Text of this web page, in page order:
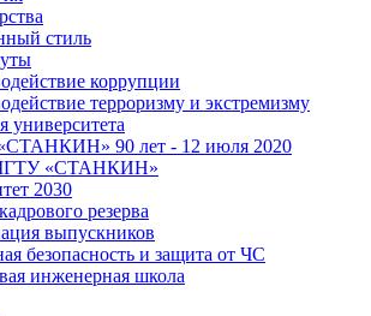
стиль
коррупции
терроризму и экстремизму
университета
90 лет - 12 июля 2020
«СТАНКИН»
2030
резерва
выпускников
безопасность и защита от ЧС
инженерная школа